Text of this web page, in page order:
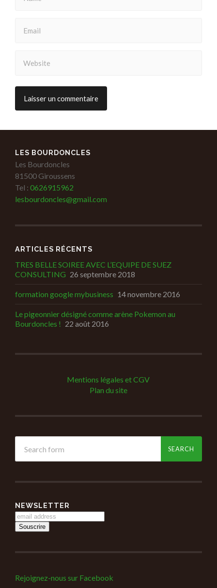
LES BOURDONCLES
Les Bourdoncles
81500 Giroussens
Tel : 0626915962
lesbourdoncles@gmail.com
ARTICLES RÉCENTS
TRES BELLE SOIREE AVEC L’EQUIPE DE SUEZ
CONSULTING 26 septembre 2018
formation google mybusiness 14 novembre 2016
Le pigeonnier désigné comme arène Pokemon au
Bourdoncles ! 22 août 2016
Mentions légales et CGV
Plan du site
NEWSLETTER
Rejoignez-nous sur Facebook